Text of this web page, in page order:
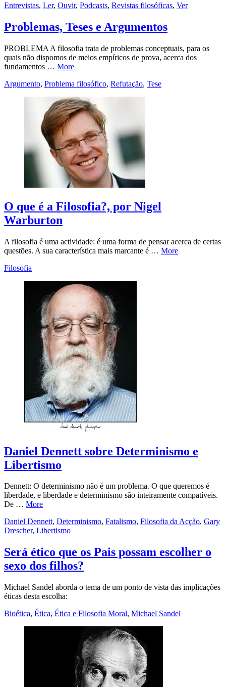
Entrevistas, Ler, Ouvir, Podcasts, Revistas filosóficas, Ver
Problemas, Teses e Argumentos
PROBLEMA A filosofia trata de problemas conceptuais, para os
quais não dispomos de meios empíricos de prova, acerca dos
fundamentos … More
Argumento, Problema filosófico, Refutação, Tese
O que é a Filosofia?, por Nigel
Warburton
A filosofia é uma actividade: é uma forma de pensar acerca de certas
questões. A sua característica mais marcante é … More
Filosofia
Daniel Dennett sobre Determinismo e
Libertismo
Dennett: O determinismo não é um problema. O que queremos é
liberdade, e liberdade e determinismo são inteiramente compatíveis.
De … More
Daniel Dennett, Determinismo, Fatalismo, Filosofia da Acção, Gary
Drescher, Libertismo
Será ético que os Pais possam escolher o
sexo dos filhos?
Michael Sandel aborda o tema de um ponto de vista das implicações
éticas desta escolha:
Bioética, Ética, Ética e Filosofia Moral, Michael Sandel